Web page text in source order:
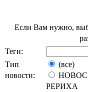
Если Вам нужно,
Теги:
Тип
новости:
(все)
РЕРИХА